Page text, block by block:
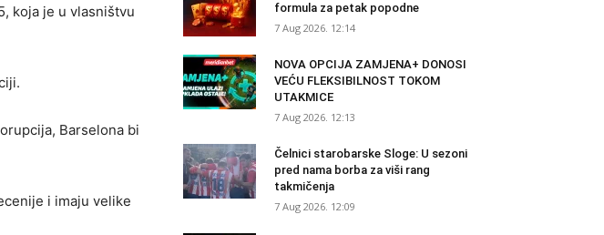
koja je u vlasništvu
Barselona bi
i imaju velike
formula za petak popodne
7 Aug 2026. 12:14
NOVA OPCIJA ZAMJENA+ DONOSI
VEĆU FLEKSIBILNOST TOKOM
UTAKMICE
7 Aug 2026. 12:13
Čelnici starobarske Sloge: U sezoni
pred nama borba za viši rang
takmičenja
7 Aug 2026. 12:09